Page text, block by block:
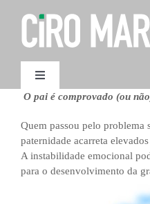
Toggle
Navigation
O pai é comprovado (ou
Quem passou pelo problema
paternidade acarreta
A instabilidade emocional
para o desenvolvimento da